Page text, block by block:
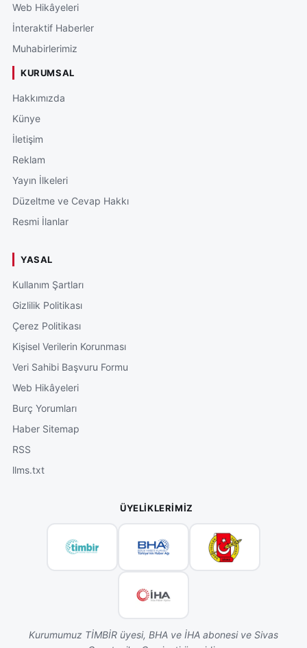
Web Hikâyeleri
İnteraktif Haberler
Muhabirlerimiz
KURUMSAL
Hakkımızda
Künye
İletişim
Reklam
Yayın İlkeleri
Düzeltme ve Cevap Hakkı
Resmi İlanlar
YASAL
Kullanım Şartları
Gizlilik Politikası
Çerez Politikası
Kişisel Verilerin Korunması
Veri Sahibi Başvuru Formu
Web Hikâyeleri
Burç Yorumları
Haber Sitemap
RSS
llms.txt
ÜYELIKLERIMIZ
Kurumumuz TİMBİR üyesi, BHA ve İHA abonesi ve Sivas